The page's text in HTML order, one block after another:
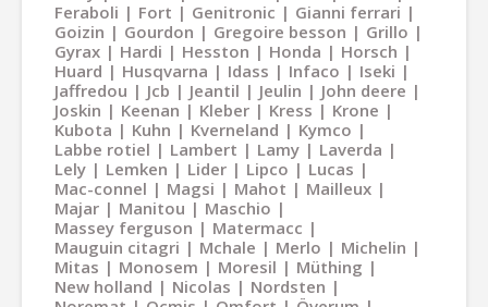
Feraboli
Fort Genitronic
Gianni ferrari
Goizin
Gourdon Gregoire besson
Grillo
Gyrax
Hardi Hesston Honda
Horsch
Huard
Husqvarna Idass Infaco
Iseki
Jaffredou
Jcb Jeantil Jeulin
John deere
Joskin
Keenan Kleber Kress
Krone
Kubota
Kuhn Kverneland
Kymco
Labbe rotiel
Lambert Lamy
Laverda
Lely
Lemken Lider Lipco
Lucas
Mac-connel
Magsi Mahot
Mailleux
Majar
Manitou
Maschio
Massey ferguson
Matermacc
Mauguin citagri
Mchale Merlo
Michelin
Mitas
Monosem Moresil
Müthing
New holland
Nicolas
Nordsten